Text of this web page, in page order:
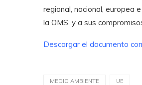
regional, nacional, europea
la OMS, y a sus
Descargar el documento
MEDIO AMBIENTE UE